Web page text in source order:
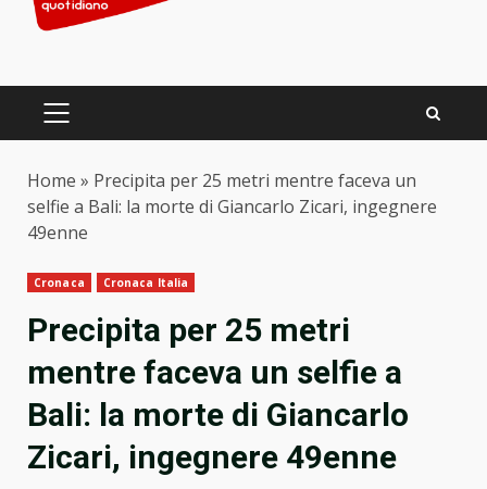
PRIMARY
Home » Precipita per 25 metri mentre faceva un
selfie a Bali: la morte di Giancarlo Zicari, ingegnere
49enne
Cronaca Cronaca Italia
Precipita per 25 metri
mentre faceva un selfie a
Bali: la morte di Giancarlo
Zicari, ingegnere 49enne